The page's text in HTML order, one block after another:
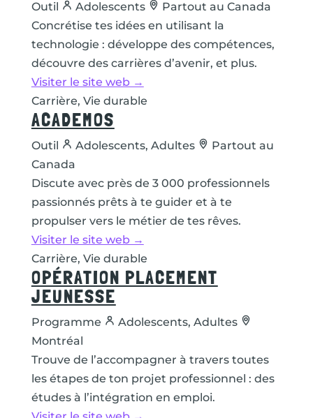
Outil Adolescents
Partout au Canada
Concrétise tes idées en utilisant la
technologie : développe des compétences,
découvre des carrières d’avenir, et plus.
Visiter le site web →
Carrière, Vie durable
ACADEMOS
Outil Adolescents, Adultes
Partout au
Canada
Discute avec près de 3 000 professionnels
passionnés prêts à te guider et à te
propulser vers le métier de tes rêves.
Visiter le site web →
Carrière, Vie durable
OPÉRATION PLACEMENT
JEUNESSE
Programme
Adolescents, Adultes
Montréal
Trouve de l’accompagner à travers toutes
les étapes de ton projet professionnel : des
études à l’intégration en emploi.